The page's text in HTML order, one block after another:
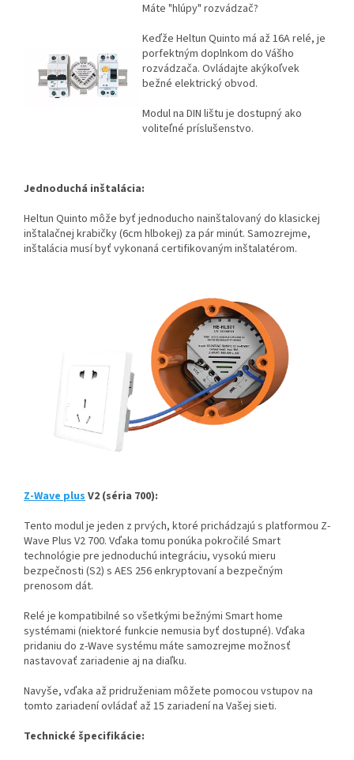
Máte "hlúpy" rozvádzač?
Keďže Heltun Quinto má až 16A relé, je
porfektným doplnkom do Vášho
rozvádzača. Ovládajte akýkoľvek
bežné elektrický obvod.
Modul na DIN lištu je dostupný ako
voliteľné príslušenstvo.
Jednoduchá inštalácia:
Heltun Quinto môže byť jednoducho nainštalovaný do klasickej
inštalačnej krabičky (6cm hlbokej) za pár minút. Samozrejme,
inštalácia musí byť vykonaná certifikovaným inštalatérom.
Z-Wave plusV2 (séria 700):
Tento modul je jeden z prvých, ktoré prichádzajú s platformou Z-
Wave Plus V2 700. Vďaka tomu ponúka pokročilé Smart
technológie pre jednoduchú integráciu, vysokú mieru
bezpečnosti (S2) s AES 256 enkryptovaní a bezpečným
prenosom dát.
Relé je kompatibilné so všetkými bežnými Smart home
systémami (niektoré funkcie nemusia byť dostupné). Vďaka
pridaniu do z-Wave systému máte samozrejme možnosť
nastavovať zariadenie aj na diaľku.
Navyše, vďaka až pridruženiam môžete pomocou vstupov na
tomto zariadení ovládať až 15 zariadení na Vašej sieti.
Technické špecifikácie: